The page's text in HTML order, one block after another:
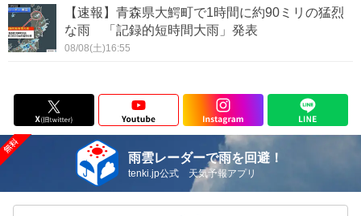
【速報】青森県大鰐町で1時間に約90ミリの猛烈
な雨 「記録的短時間大雨」発表
08/08(土)16:55
雨雲レーダーで雨を回避！
tenki.jp公式 天気予報アプリ